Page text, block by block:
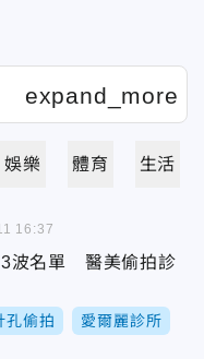
娛樂 體育 生活
3波名單 醫美偷拍診
孔偷拍 愛爾麗診所
16:37